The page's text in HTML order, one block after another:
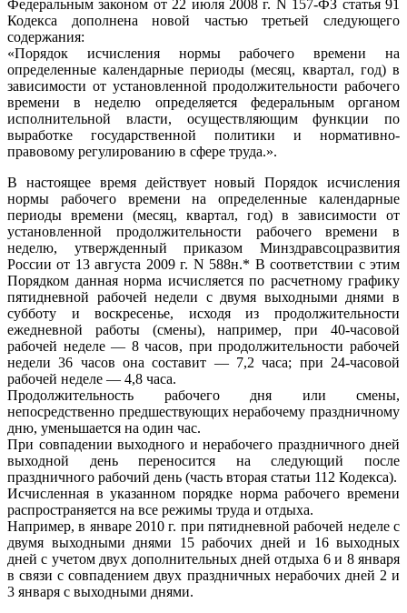
Федеральным законом от 22 июля 2008 г. N 157-ФЗ статья 91
Кодекса дополнена новой частью третьей следующего
содержания:
«Порядок исчисления нормы рабочего времени на
определенные календарные периоды (месяц, квартал, год) в
зависимости от установленной продолжительности рабочего
времени в неделю определяется федеральным органом
исполнительной власти, осуществляющим функции по
выработке государственной политики и нормативно-
правовому регулированию в сфере труда.».
В настоящее время действует новый Порядок исчисления
нормы рабочего времени на определенные календарные
периоды времени (месяц, квартал, год) в зависимости от
установленной продолжительности рабочего времени в
неделю, утвержденный приказом Минздравсоцразвития
России от 13 августа 2009 г. N 588н.* В соответствии с этим
Порядком данная норма исчисляется по расчетному графику
пятидневной рабочей недели с двумя выходными днями в
субботу и воскресенье, исходя из продолжительности
ежедневной работы (смены), например, при 40-часовой
рабочей неделе — 8 часов, при продолжительности рабочей
недели 36 часов она составит — 7,2 часа; при 24-часовой
рабочей неделе — 4,8 часа.
Продолжительность рабочего дня или смены,
непосредственно предшествующих нерабочему праздничному
дню, уменьшается на один час.
При совпадении выходного и нерабочего праздничного дней
выходной день переносится на следующий после
праздничного рабочий день (часть вторая статьи 112 Кодекса).
Исчисленная в указанном порядке норма рабочего времени
распространяется на все режимы труда и отдыха.
Например, в январе 2010 г. при пятидневной рабочей неделе с
двумя выходными днями 15 рабочих дней и 16 выходных
дней с учетом двух дополнительных дней отдыха 6 и 8 января
в связи с совпадением двух праздничных нерабочих дней 2 и
3 января с выходными днями.